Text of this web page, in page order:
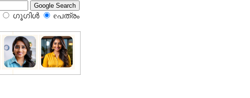
ഗൂഗിള്‍ eപത്രം‍